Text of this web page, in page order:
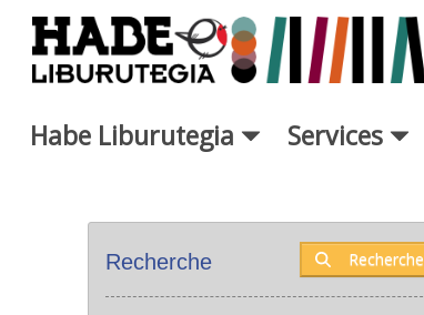
Saut au contenu principal
Habe Liburutegia Services
Recherche Recherche